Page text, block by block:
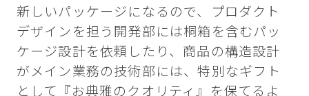
新しいパッケージになるので、プロダクト
デザインを担う開発部には桐箱を含むパッ
ケージ設計を依頼したり、商品の構造設計
がメイン業務の技術部には、特別なギフト
として『お典雅のクオリティ』を保てるよ